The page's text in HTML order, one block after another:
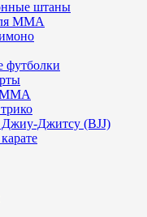
штаны
ММА
футболки
ММА
Джиу-Джитсу (BJJ)